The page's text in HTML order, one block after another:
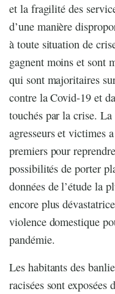
et la fragilité des
d’une manière
à toute situation de
gagnent moins et sont
qui sont majoritaires
contre la Covid-19 et
touchés par la crise.
agresseurs et victimes
premiers pour
possibilités de porter
données de l’étude la
encore plus
violence domestique
pandémie.
Les habitants des
racisées sont